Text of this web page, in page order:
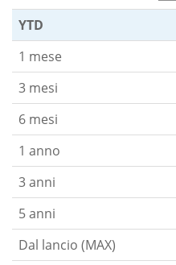
YTD
1 mese
3 mesi
6 mesi
1 anno
3 anni
5 anni
Dal lancio (MAX)